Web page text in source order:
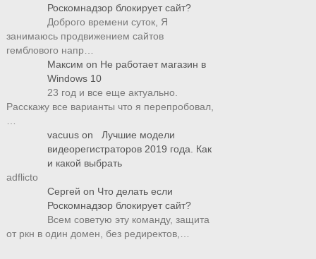
Роскомнадзор блокирует сайт?
Доброго времени суток, Я
занимаюсь продвижением сайтов
гемблового напр…
Максим on Не работает магазин в
Windows 10
23 год и все еще актуально.
Расскажу все варианты что я перепробовал,
vacuus on
Лучшие модели
видеорегистраторов 2019 года. Как
и какой выбрать
adflicto
Сергей on Что делать если
Роскомнадзор блокирует сайт?
Всем советую эту команду, защита
от ркн в один домен, без редиректов,…